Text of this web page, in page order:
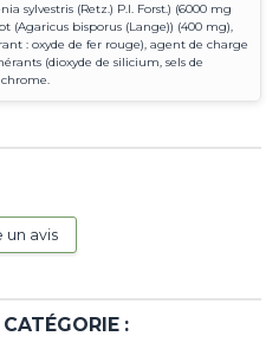
sylvestris (Retz.) P.I. Forst.) (6000 mg
(Agaricus bisporus (Lange)) (400 mg),
: oxyde de fer rouge), agent de charge
(dioxyde de silicium, sels de
avis
: